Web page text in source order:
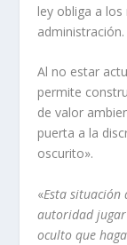
ley obliga a
administración.
Al no estar
permite
de valor
puerta a la
oscurito».
«Esta
autoridad jugar
oculto que